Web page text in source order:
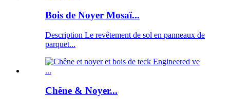
Bois de Noyer Mosaï...
Description Le revêtement de sol en panneaux de
parquet...
Chêne & Noyer...